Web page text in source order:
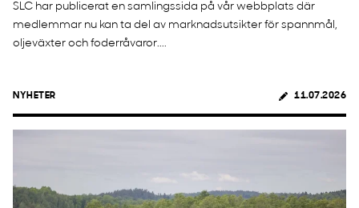
SLC har publicerat en samlingssida på vår webbplats där
medlemmar nu kan ta del av marknadsutsikter för spannmål,
oljeväxter och foderråvaror....
NYHETER 11.07.2026